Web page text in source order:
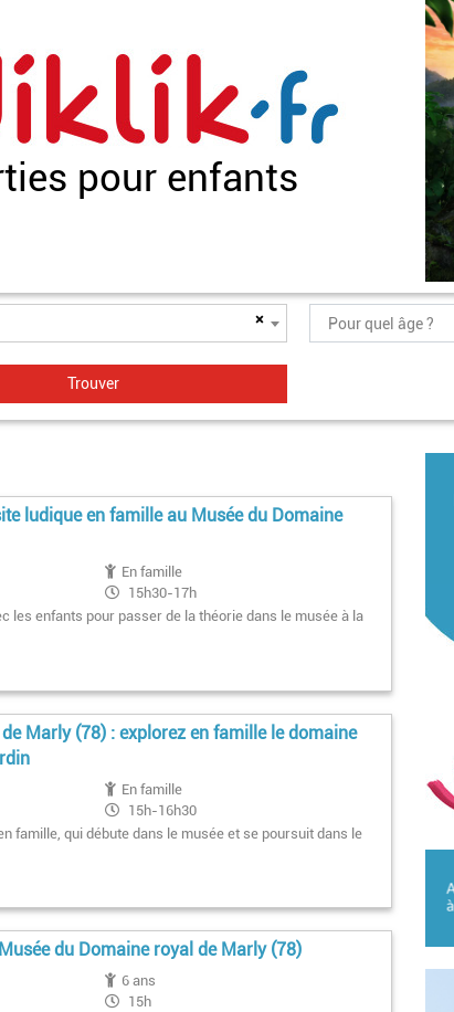
pour enfants
×
ludique en famille au Musée du Domaine
En famille
15h30-17h
les enfants pour passer de la théorie dans le musée à la
Marly (78) : explorez en famille le domaine
En famille
15h-16h30
famille, qui débute dans le musée et se poursuit dans le
du Domaine royal de Marly (78)
6 ans
15h